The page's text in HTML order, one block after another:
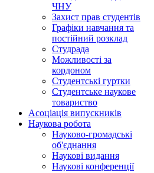
ЧНУ
Захист прав студентів
Графіки навчання та
постійний розклад
Студрада
Можливості за
кордоном
Студентські гуртки
Студентське наукове
товариство
Асоціація випускників
Наукова робота
Науково-громадські
об'єднання
Наукові видання
Наукові конференції